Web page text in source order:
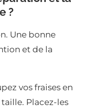
?
Une bonne
et de la
vos fraises en
Placez-les